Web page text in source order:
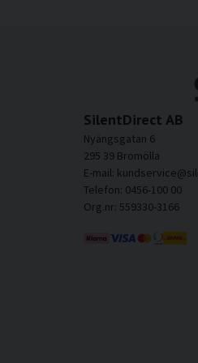
SilentDirect AB
Nyängsgatan 6
295 39 Bromölla
E-mail:
Telefon: 0456-100 00
Org.nr: 559330-3166